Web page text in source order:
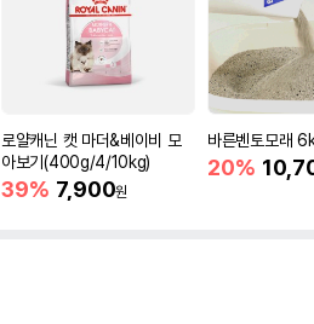
로얄캐닌 캣 마더&베이비 모
아보기(400g/4/10kg)
39% 7,900원
바른벤토모래
20%